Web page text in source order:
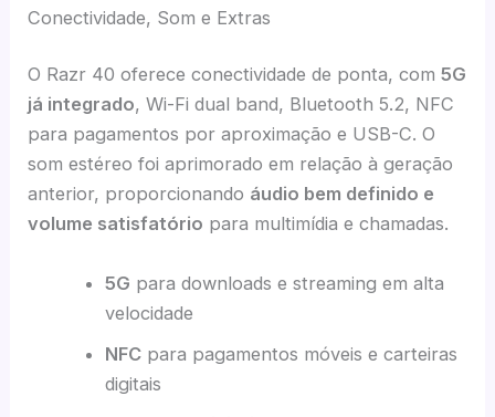
Conectividade, Som e Extras
O Razr 40 oferece conectividade de ponta, com5G
já integrado, Wi-Fi dual band, Bluetooth 5.2, NFC
para pagamentos por aproximação e USB-C. O
som estéreo foi aprimorado em relação à geração
anterior, proporcionando áudio bem definido e
volume satisfatório para multimídia e chamadas.
5G para downloads e streaming em alta
velocidade
NFCpara pagamentos móveis e carteiras
digitais